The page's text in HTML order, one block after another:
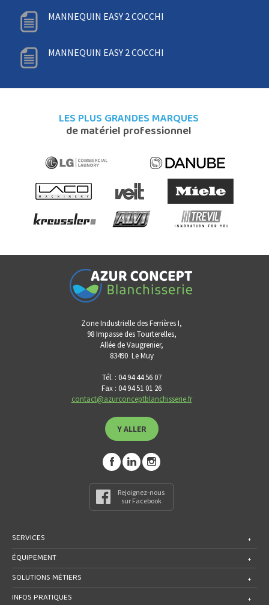
MANNEQUIN EASY 2 COCCHI
MANNEQUIN EASY 2 COCCHI
LES PLUS GRANDES MARQUES
de matériel professionnel
Zone Industrielle des Ferrières I,
98 Impasse des Tourterelles,
Allée de Vaugrenier,
83490 Le Muy
Tél. : 04 94 44 56 07
Fax : 04 94 51 01 26
contact@azurconceptblanchisserie.fr
Y ALLER
Rejoignez-nous
sur Facebook
SERVICES
ÉQUIPEMENT
SOLUTIONS MÉTIERS
INFOS PRATIQUES